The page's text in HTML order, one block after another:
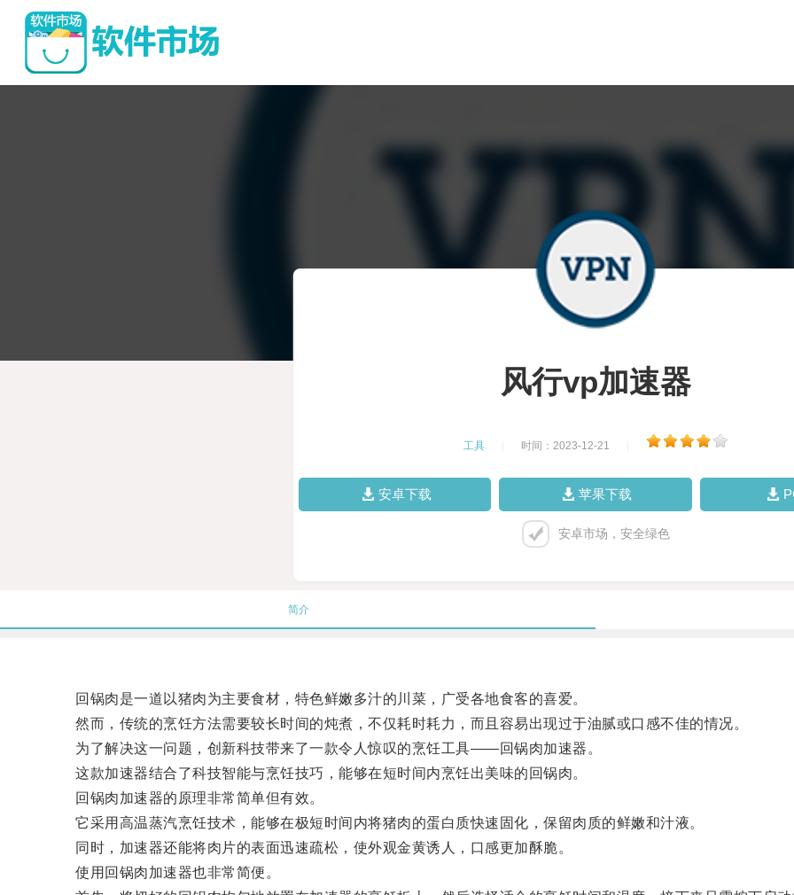
风行vp加速器
工具 时间：2023-12-21
安卓下载 苹果下载
安卓市场，安全绿色
简介
回锅肉是一道以猪肉为主要食材，特色鲜嫩多汁的川菜，广受各地食客的喜爱。
然而，传统的烹饪方法需要较长时间的炖煮，不仅耗时耗力，而且容易出现过于油腻或口感不佳的情况。
为了解决这一问题，创新科技带来了一款令人惊叹的烹饪工具——回锅肉加速器。
这款加速器结合了科技智能与烹饪技巧，能够在短时间内烹饪出美味的回锅肉。
回锅肉加速器的原理非常简单但有效。
它采用高温蒸汽烹饪技术，能够在极短时间内将猪肉的蛋白质快速固化，保留肉质的鲜嫩和汁液。
同时，加速器还能将肉片的表面迅速疏松，使外观金黄诱人，口感更加酥脆。
使用回锅肉加速器也非常简便。